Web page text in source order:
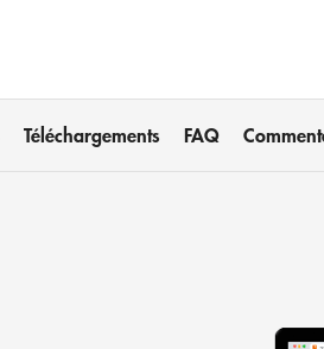
Téléchargements FAQ